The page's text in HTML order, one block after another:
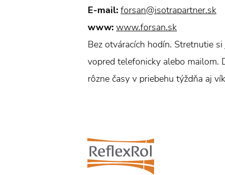
E-mail: forsan@isotrapartner.sk
www: www.forsan.sk
Bez otváracích hodín. Stretnutie
vopred telefonicky alebo mailom.
rôzne časy v priebehu týždňa aj